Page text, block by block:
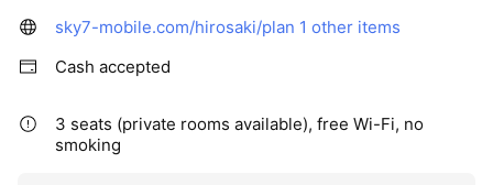
sky7-mobile.com/hirosaki/plan 1 other items
Cash accepted
3 seats (private rooms available), free Wi-Fi, no
smoking